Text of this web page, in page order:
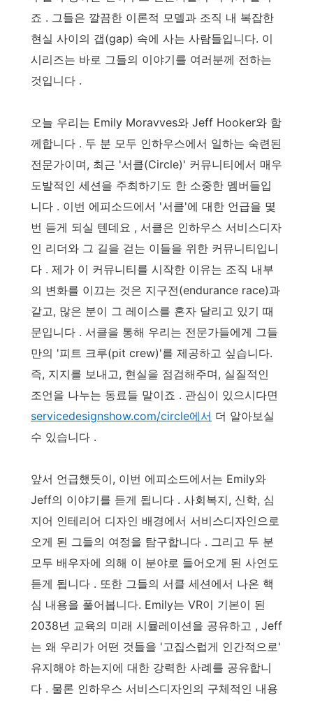
죠 . 그들은 깔끔한 이론적 모델과 조직 내 복잡한
현실 사이의 갭(gap) 속에 사는 사람들입니다. 이
시리즈는 바로 그들의 이야기를 여러분께 전하는
것입니다 .
오늘 우리는 Emily Moravves와 Jeff Hooker와 함
께합니다 . 두 분 모두 인하우스에서 일하는 숙련된
전문가이며, 최근 '서클(Circle)' 커뮤니티에서 매우
도발적인 세션을 주최하기도 한 소중한 멤버들입
니다 . 이번 에피소드에서 '서클'에 대한 언급을 몇
번 듣게 되실 텐데요 , 서클은 인하우스 서비스디자
인 리더와 그 길을 걷는 이들을 위한 커뮤니티입니
다 . 제가 이 커뮤니티를 시작한 이유는 조직 내부
의 변화를 이끄는 것은 지구전(endurance race)과
같고, 많은 분이 그 레이스를 혼자 달리고 있기 때
문입니다 . 서클을 통해 우리는 전문가들에게 그들
만의 '피트 크루(pit crew)'를 제공하고 싶습니다.
즉, 지지를 보내고, 현실을 점검해주며, 실질적인
조언을 나누는 동료들 말이죠 . 관심이 있으시다면
servicedesignshow.com/circle에서 더 알아보실
수 있습니다 .
앞서 언급했듯이, 이번 에피소드에서는 Emily와
Jeff의 이야기를 듣게 됩니다 . 사회복지, 신학, 심
지어 인테리어 디자인 배경에서 서비스디자인으로
오게 된 그들의 여정을 탐구합니다 . 그리고 두 분
모두 배우자에 의해 이 분야로 들어오게 된 사연도
듣게 됩니다 . 또한 그들의 서클 세션에서 나온 핵
심 내용을 풀어봅니다. Emily는 VR이 기본이 된
2038년 교육의 미래 시뮬레이션을 공유하고 , Jeff
는 왜 우리가 어떤 것들을 '고집스럽게 인간적으로'
유지해야 하는지에 대한 강력한 사례를 공유합니
다 . 물론 인하우스 서비스디자인의 구체적인 내용